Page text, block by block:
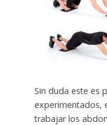
Sin duda este es
experimentados,
trabajar los